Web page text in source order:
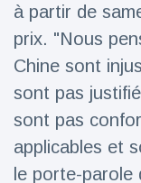
Le
F8
le
18
à partir de
prix. "Nous
Chine sont
sont pas
sont pas
applicables et
le porte-parole